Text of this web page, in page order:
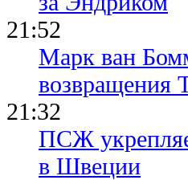
21:52
Марк ван
возвращения
21:32
ПСЖ
в Швеции